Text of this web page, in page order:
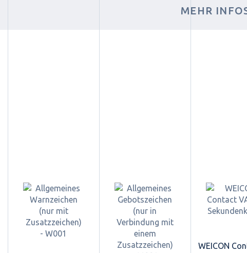
MEHR
WEICON